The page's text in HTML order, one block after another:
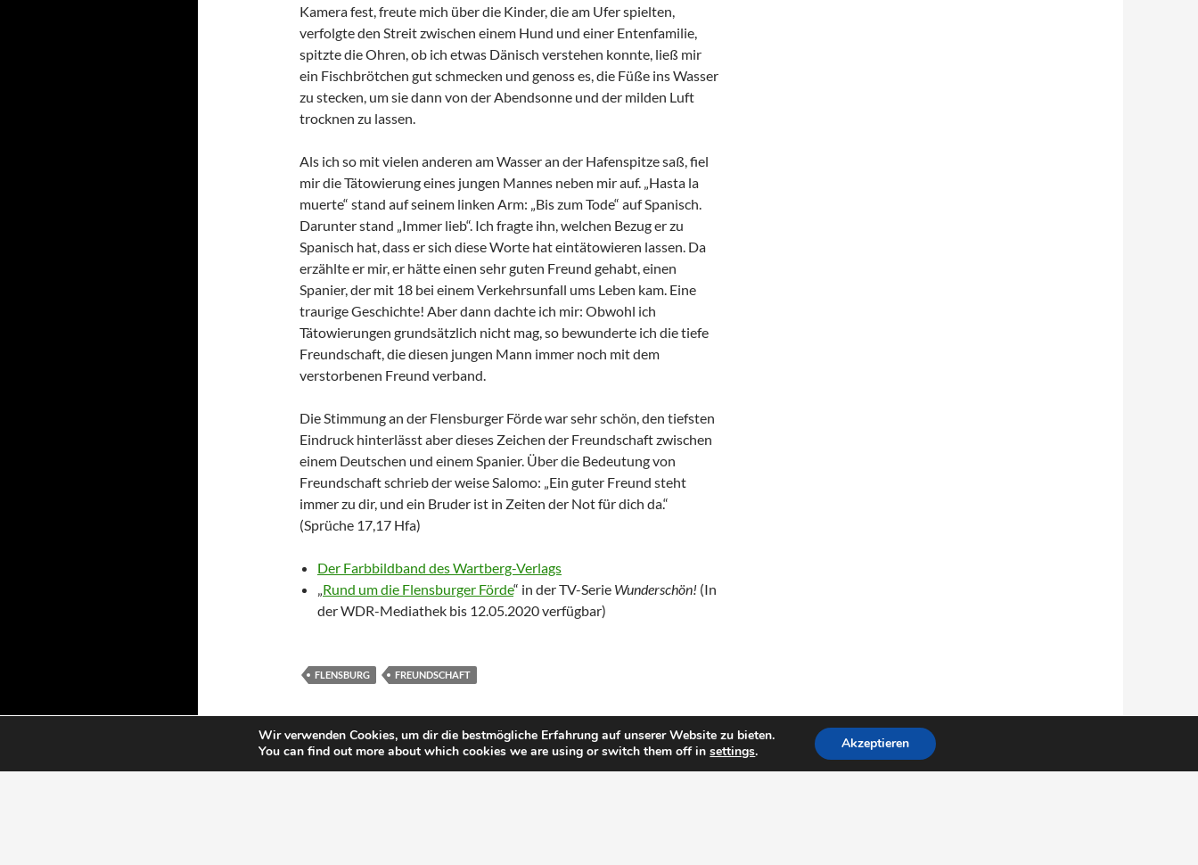
Kamera fest, freute mich über die Kinder, die am Ufer spielten,
verfolgte den Streit zwischen einem Hund und einer Entenfamilie,
spitzte die Ohren, ob ich etwas Dänisch verstehen konnte, ließ mir
ein Fischbrötchen gut schmecken und genoss es, die Füße ins Wasser
zu stecken, um sie dann von der Abendsonne und der milden Luft
trocknen zu lassen.
Als ich so mit vielen anderen am Wasser an der Hafenspitze saß, fiel
mir die Tätowierung eines jungen Mannes neben mir auf. „Hasta la
muerte“ stand auf seinem linken Arm: „Bis zum Tode“ auf Spanisch.
Darunter stand „Immer lieb“. Ich fragte ihn, welchen Bezug er zu
Spanisch hat, dass er sich diese Worte hat eintätowieren lassen. Da
erzählte er mir, er hätte einen sehr guten Freund gehabt, einen
Spanier, der mit 18 bei einem Verkehrsunfall ums Leben kam. Eine
traurige Geschichte! Aber dann dachte ich mir: Obwohl ich
Tätowierungen grundsätzlich nicht mag, so bewunderte ich die tiefe
Freundschaft, die diesen jungen Mann immer noch mit dem
verstorbenen Freund verband.
Die Stimmung an der Flensburger Förde war sehr schön, den tiefsten
Eindruck hinterlässt aber dieses Zeichen der Freundschaft zwischen
einem Deutschen und einem Spanier. Über die Bedeutung von
Freundschaft schrieb der weise Salomo: „Ein guter Freund steht
immer zu dir, und ein Bruder ist in Zeiten der Not für dich da.“
(Sprüche 17,17 Hfa)
Der Farbbildband des Wartberg-Verlags
„Rund um die Flensburger Förde“ in der TV-Serie Wunderschön! (In
der WDR-Mediathek bis 12.05.2020 verfügbar)
FLENSBURG FREUNDSCHAFT
Wir verwenden Cookies, um dir die bestmögliche Erfahrung auf unserer Website zu bieten.
You can find out more about which cookies we are using or switch them off insettings. Akzeptieren